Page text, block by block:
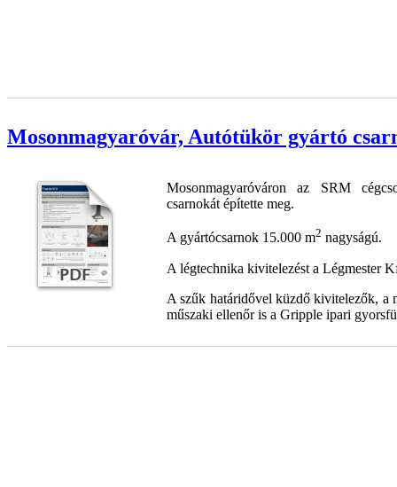
Mosonmagyaróvár, Autótükör gyártó
Mosonmagyaróváron az SRM
csarnokát építette meg.
A gyártócsarnok 15.000 m2 nagyságú.
A légtechnika kivitelezést a Légmester
A szűk határidővel küzdő kivitelezők, a
műszaki ellenőr is a Gripple ipari